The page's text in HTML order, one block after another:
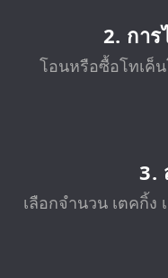
2. กา
โอนหรือซื้อโทเค็น
3.
เลือกจำนวน เตคกิ้